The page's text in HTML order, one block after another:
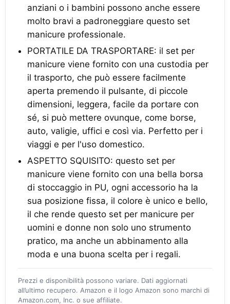
anziani o i bambini possono anche essere
molto bravi a padroneggiare questo set
manicure professionale.
PORTATILE DA TRASPORTARE: il set per
manicure viene fornito con una custodia per
il trasporto, che può essere facilmente
aperta premendo il pulsante, di piccole
dimensioni, leggera, facile da portare con
sé, si può mettere ovunque, come borse,
auto, valigie, uffici e così via. Perfetto per i
viaggi e per l'uso domestico.
ASPETTO SQUISITO: questo set per
manicure viene fornito con una bella borsa
di stoccaggio in PU, ogni accessorio ha la
sua posizione fissa, il colore è unico e bello,
il che rende questo set per manicure per
uomini e donne non solo uno strumento
pratico, ma anche un abbinamento alla
moda e una buona scelta per i regali.
Prezzi e disponibilità possono variare. Dati aggiornati
all’ultimo recupero. Amazon e il logo Amazon sono marchi di
Amazon.com, Inc. o sue affiliate.